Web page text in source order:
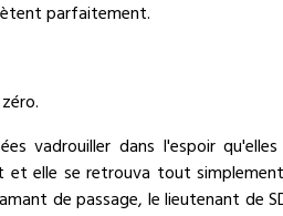
parfaitement.
vadrouiller dans l'espoir
et elle se retrouva tout
de passage, le lieutenant de